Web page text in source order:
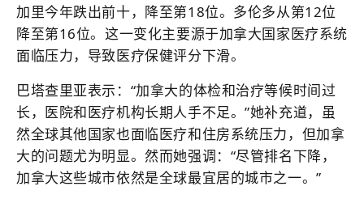
加里今年跌出前十，降至第18位。多伦多从第12位
降至第16位。这一变化主要源于加拿大国家医疗系统
面临压力，导致医疗保健评分下滑。
巴塔查里亚表示：“加拿大的体检和治疗等候时间过
长，医院和医疗机构长期人手不足。”她补充道，虽
然全球其他国家也面临医疗和住房系统压力，但加拿
大的问题尤为明显。然而她强调：“尽管排名下降，
加拿大这些城市依然是全球最宜居的城市之一。”